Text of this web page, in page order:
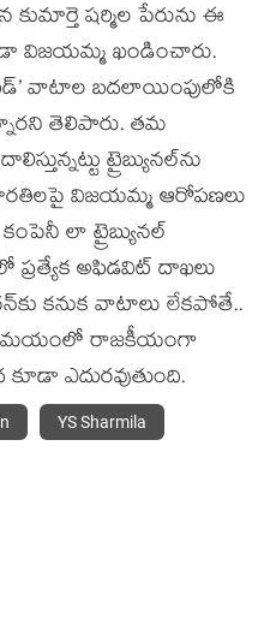
ష‌ర్మిల పేరును ఈ
విజ‌య‌మ్మ ఖండించారు.
వాటాల బదలాయింపులోకి
తెలిపారు. త‌మ
ట్రైబ్యునల్‌ను
భార‌తిల‌పై విజ‌య‌మ్మ ఆరోప‌ణ‌లు
లా ట్రైబ్యునల్‌
అఫిడ‌విట్ దాఖ‌లు
క‌నుక వాటాలు లేక‌పోతే..
రాజ‌కీయంగా
ఎదుర‌వుతుంది.
YS Sharmila